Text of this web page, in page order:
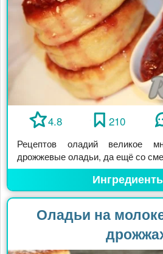
4.8 210
Рецептов оладий великое
дрожжевые оладьи, да ещё со
Оладьи на